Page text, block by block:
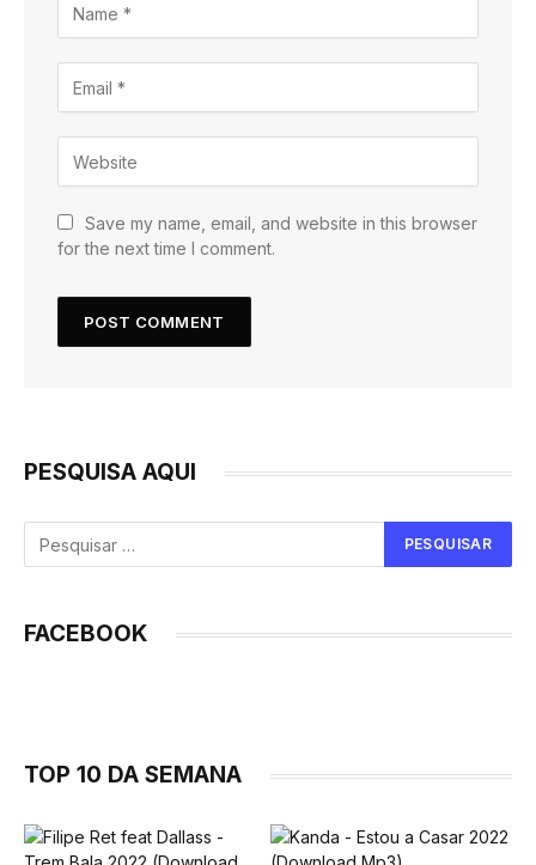
Save my name, email, and website in this browser
for the next time I comment.
PESQUISA AQUI
FACEBOOK
TOP 10 DA SEMANA